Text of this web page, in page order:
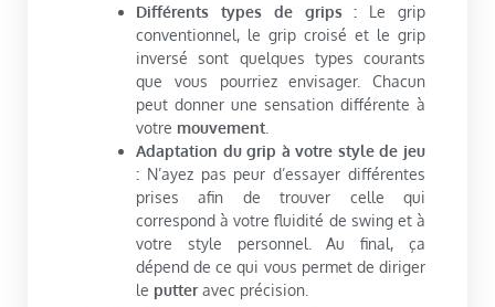
Différents types de grips : Le grip
conventionnel, le grip croisé et le grip
inversé sont quelques types courants
que vous pourriez envisager. Chacun
peut donner une sensation différente à
votre mouvement
Adaptation du grip à votre style de jeu
: N’ayez pas peur d’essayer différentes
prises afin de trouver celle qui
correspond à votre fluidité de swing et à
votre style personnel. Au final, ça
dépend de ce qui vous permet de diriger
le putteravec précision.